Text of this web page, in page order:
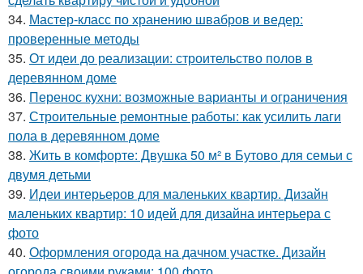
34. Мастер-класс по хранению швабров и ведер:
проверенные методы
35. От идеи до реализации: строительство полов в
деревянном доме
36. Перенос кухни: возможные варианты и ограничения
37. Строительные ремонтные работы: как усилить лаги
пола в деревянном доме
38. Жить в комфорте: Двушка 50 м² в Бутово для семьи с
двумя детьми
39. Идеи интерьеров для маленьких квартир. Дизайн
маленьких квартир: 10 идей для дизайна интерьера с
фото
40. Оформления огорода на дачном участке. Дизайн